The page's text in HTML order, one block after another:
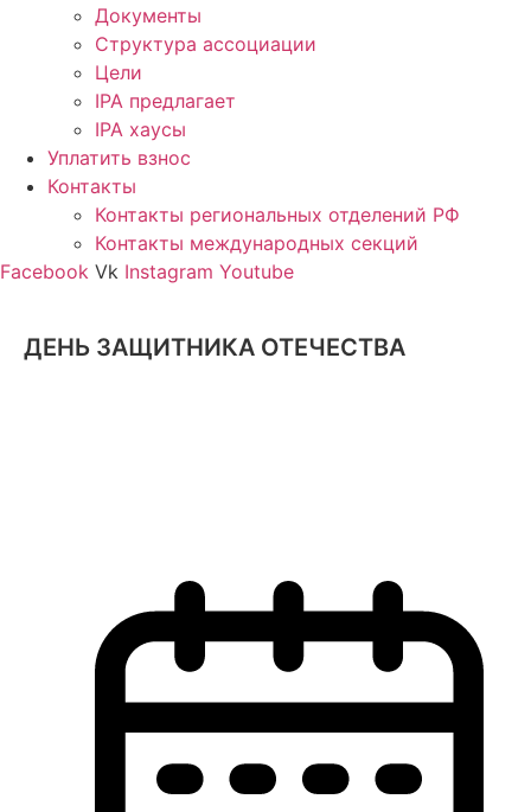
Документы
Структура ассоциации
Цели
IPA предлагает
IPA хаусы
Уплатить взнос
Контакты
Контакты региональных отделений РФ
Контакты международных секций
Facebook Vk Instagram Youtube
ДЕНЬ ЗАЩИТНИКА ОТЕЧЕСТВА